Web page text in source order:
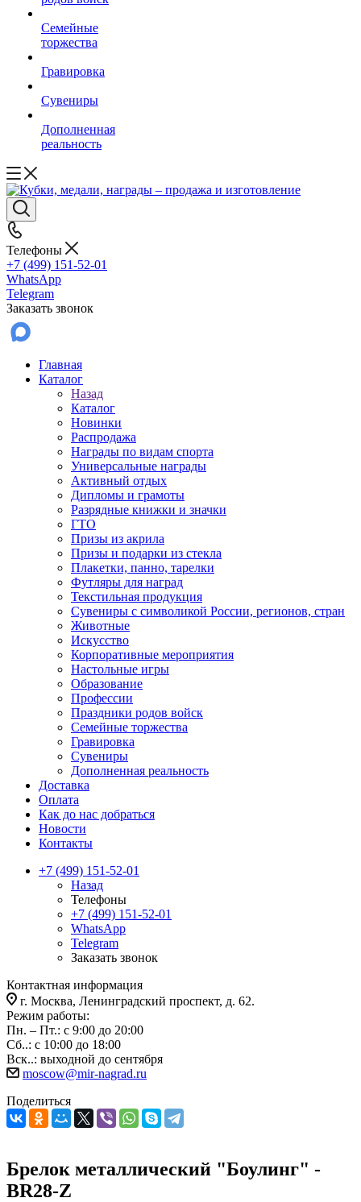
Семейные
торжества
Гравировка
Сувениры
Дополненная
реальность
Телефоны
+7 (499) 151-52-01
WhatsApp
Telegram
Заказать звонок
Главная
Каталог
Назад
Каталог
Новинки
Распродажа
Награды по видам спорта
Универсальные награды
Активный отдых
Дипломы и грамоты
Разрядные книжки и значки
ГТО
Призы из акрила
Призы и подарки из стекла
Плакетки, панно, тарелки
Футляры для наград
Текстильная продукция
Сувениры с символикой России, регионов, стран
Животные
Искусство
Корпоративные мероприятия
Настольные игры
Образование
Профессии
Праздники родов войск
Семейные торжества
Гравировка
Сувениры
Дополненная реальность
Доставка
Оплата
Как до нас добраться
Новости
Контакты
+7 (499) 151-52-01
Назад
Телефоны
+7 (499) 151-52-01
WhatsApp
Telegram
Заказать звонок
Контактная информация
г. Москва, Ленинградский проспект, д. 62.
Режим работы:
Пн. – Пт.: с 9:00 до 20:00
Сб..: с 10:00 до 18:00
Вск..: выходной до сентября
moscow@mir-nagrad.ru
Поделиться
Брелок металлический "Боулинг" -
BR28-Z